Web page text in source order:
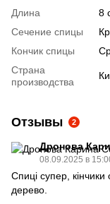
Длина
8
Сечение спицы
Кончик спицы
Страна
производства
Отзывы 2
Дронова
08.09.2025 в
Спиці супер,
дерево.